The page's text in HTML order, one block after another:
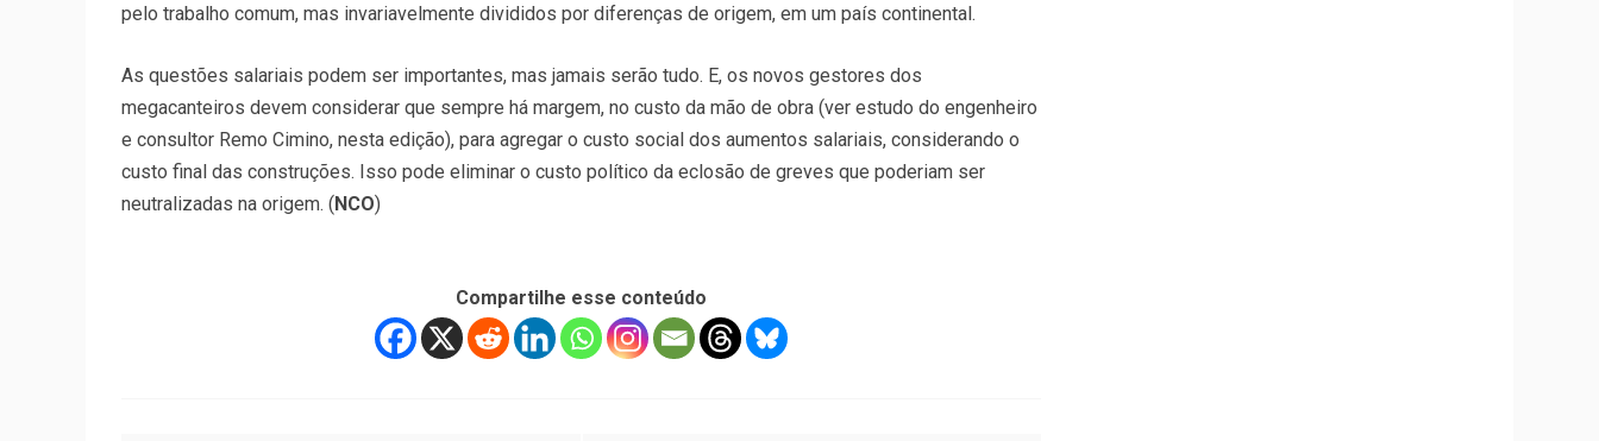
pelo trabalho comum, mas invariavelmente divididos por diferenças de origem, em um país continental.
As questões salariais podem ser importantes, mas jamais serão tudo. E, os novos gestores dos
megacanteiros devem considerar que sempre há margem, no custo da mão de obra (ver estudo do engenheiro
e consultor Remo Cimino, nesta edição), para agregar o custo social dos aumentos salariais, considerando o
custo final das construções. Isso pode eliminar o custo político da eclosão de greves que poderiam ser
neutralizadas na origem. (NCO)
Compartilhe esse conteúdo